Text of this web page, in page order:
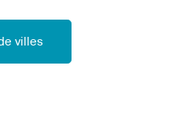
villes